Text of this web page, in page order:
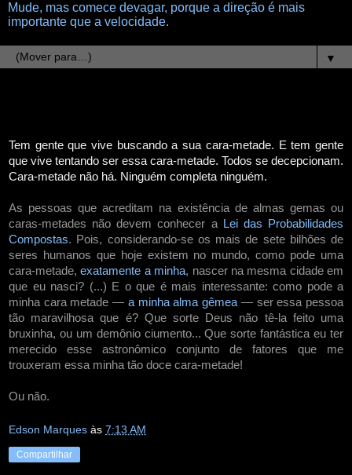
Mude, mas comece devagar, porque a direção é mais
importante que a velocidade.
▼
Tem gente que vive buscando a sua cara-metade. E tem gente
que vive tentando ser essa cara-metade. Todos se decepcionam.
Cara-metade não há. Ninguém completa ninguém.
As pessoas que acreditam na existência de almas gemas ou
caras-metades não devem conhecer a Lei das Probabilidades
Compostas. Pois, considerando-se os mais de sete bilhões de
seres humanos que hoje existem no mundo, como pode uma
cara-metade,exatamente a minha, nascer na mesma cidade em
que eu nasci? (...) E o que é mais interessante: como pode a
minha cara metade — a minha alma gêmea — ser essa pessoa
tão maravilhosa que é? Que sorte Deus não tê-la feito uma
bruxinha, ou um demônio ciumento... Que sorte fantástica eu ter
merecido esse astronômico conjunto de fatores que me
trouxeram essa minha tão doce cara-metade!
Ou não.
Edson Marques às 7:13 AM
Compartilhar